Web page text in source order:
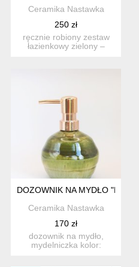
Ceramika Nastawka
250 zł
ręcznie robiony zestaw
łazienkowy zielony –
ŁAZIENKOWYCH
DOZOWNIK NA MYDŁO
Ceramika Nastawka
170 zł
dozownik na mydło,
mydelniczka kolor: